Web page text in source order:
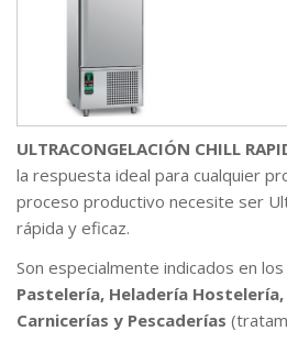
ULTRACONGELACIÓN CHILL
la respuesta ideal para cualquier
proceso productivo necesite ser
rápida y eficaz.
Son especialmente indicados en
Pastelería, Heladería
Carnicerías y Pescaderías